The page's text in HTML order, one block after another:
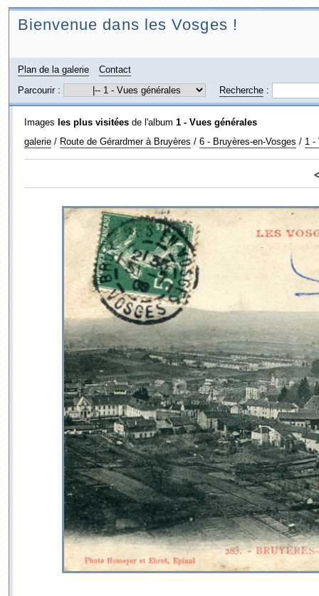
Bienvenue dans les Vosges !
Plan de la galerie
Contact
Parcourir :
Recherche:
Images les plus visitéesde l'album 1 - Vues générales
galerie/ Route de Gérardmer à Bruyères / 6 - Bruyères-en-Vosges / 1 -